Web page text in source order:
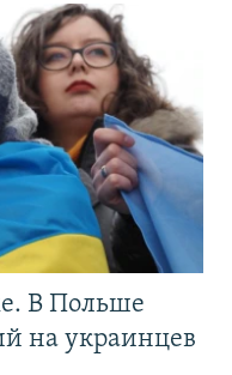
В Польше
на украинцев